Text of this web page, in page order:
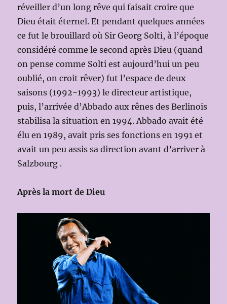
réveiller d’un long rêve qui faisait croire que
Dieu était éternel. Et pendant quelques années
ce fut le brouillard où Sir Georg Solti, à l’époque
considéré comme le second après Dieu (quand
on pense comme Solti est aujourd’hui un peu
oublié, on croit rêver) fut l’espace de deux
saisons (1992-1993) le directeur artistique,
puis, l’arrivée d’Abbado aux rênes des Berlinois
stabilisa la situation en 1994. Abbado avait été
élu en 1989, avait pris ses fonctions en 1991 et
avait un peu assis sa direction avant d’arriver à
Salzbourg .
Après la mort de Dieu